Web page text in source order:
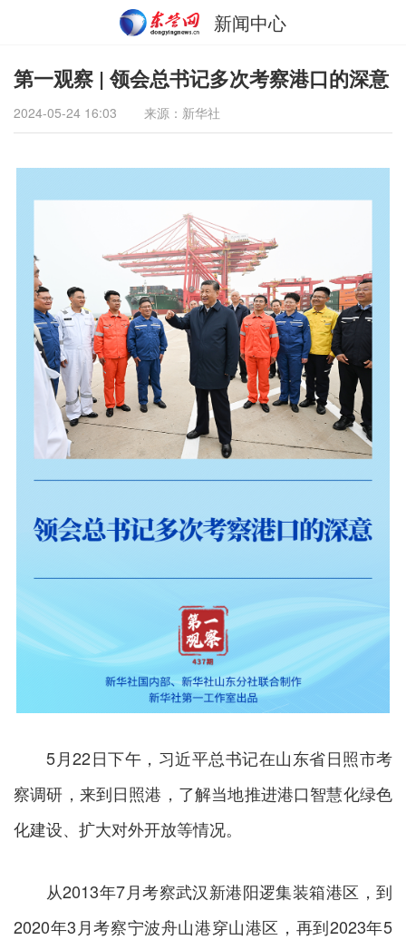
新闻中心
第一观察 | 领会总书记多次考察港口的深意
2024-05-24 16:03 来源：新华社
5月22日下午，习近平总书记在山东省日照市考
察调研，来到日照港，了解当地推进港口智慧化绿色
化建设、扩大对外开放等情况。
从2013年7月考察武汉新港阳逻集装箱港区，到
2020年3月考察宁波舟山港穿山港区，再到2023年5